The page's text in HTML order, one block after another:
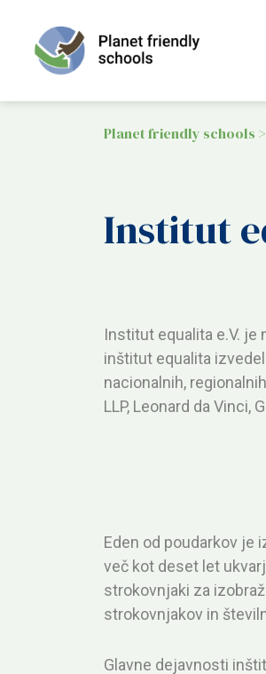
Planet friendly schools >
Institut
Institut equalita e.V. je
inštitut equalita
nacionalnih,
LLP, Leonard da Vinci,
Eden od poudarkov je
več kot deset let
strokovnjaki za
strokovnjakov in
Glavne dejavnosti